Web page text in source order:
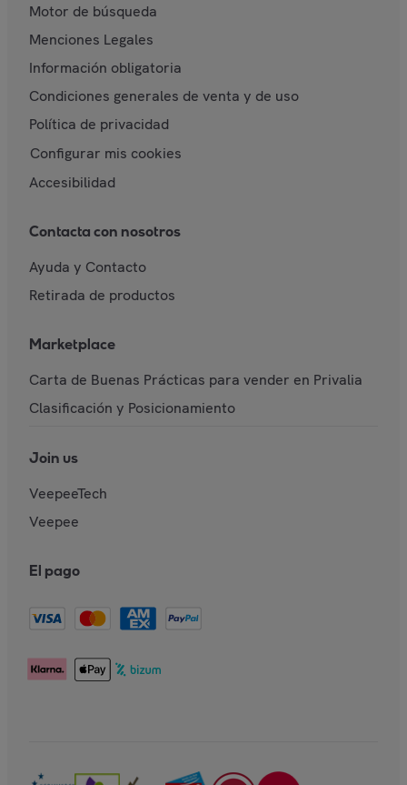
Motor de búsqueda
Menciones Legales
Información obligatoria
Condiciones generales de venta y de uso
Política de privacidad
Configurar mis cookies
Accesibilidad
Contacta con nosotros
Ayuda y Contacto
Retirada de productos
Marketplace
Carta de Buenas Prácticas para vender en Privalia
Clasificación y Posicionamiento
Join us
VeepeeTech
Veepee
El pago